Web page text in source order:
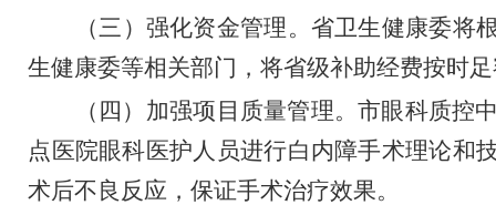
（三）强化资金管理。 省卫生健康委将
生健康委等相关部门，将省级补助经费按时
（四）加强项目质量管理。市眼科质控
点医院眼科医护人员进行白内障手术理论和
术后不良反应，保证手术治疗效果。